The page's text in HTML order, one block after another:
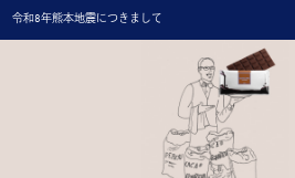
令和8年熊本地震につきまして